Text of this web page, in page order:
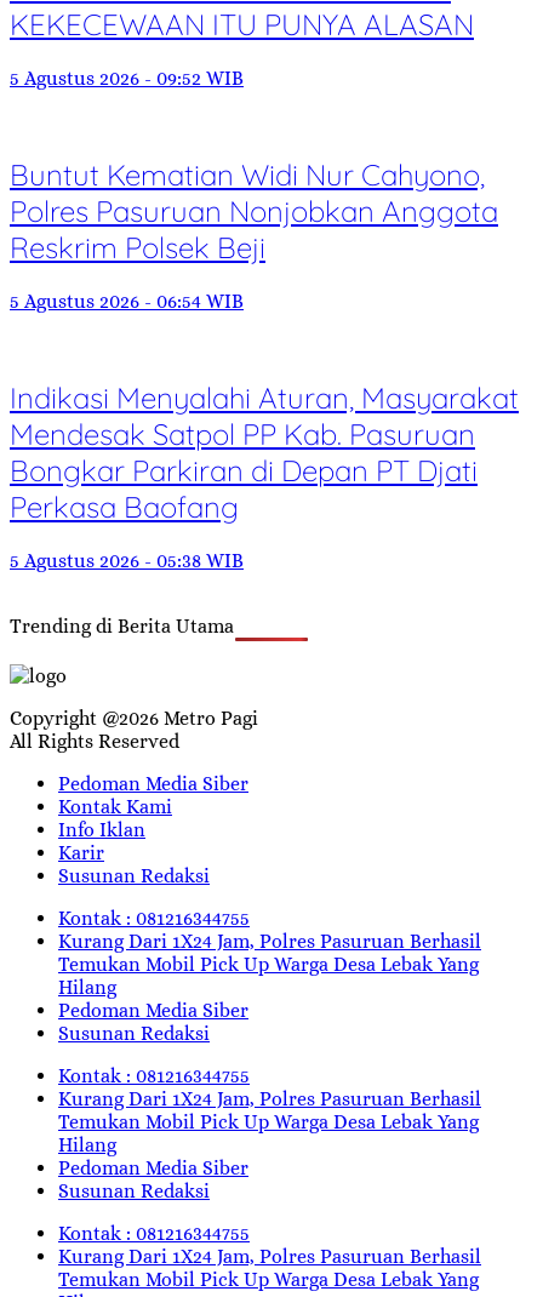
KEKECEWAAN ITU PUNYA ALASAN
5 Agustus 2026 - 09:52 WIB
Buntut Kematian Widi Nur Cahyono,
Polres Pasuruan Nonjobkan Anggota
Reskrim Polsek Beji
5 Agustus 2026 - 06:54 WIB
Indikasi Menyalahi Aturan, Masyarakat
Mendesak Satpol PP Kab. Pasuruan
Bongkar Parkiran di Depan PT Djati
Perkasa Baofang
5 Agustus 2026 - 05:38 WIB
Trending di Berita Utama
Copyright @2026 Metro Pagi
All Rights Reserved
Pedoman Media Siber
Kontak Kami
Info Iklan
Karir
Susunan Redaksi
Kontak : 081216344755
Kurang Dari 1X24 Jam, Polres Pasuruan Berhasil
Temukan Mobil Pick Up Warga Desa Lebak Yang
Hilang
Pedoman Media Siber
Susunan Redaksi
Kontak : 081216344755
Kurang Dari 1X24 Jam, Polres Pasuruan Berhasil
Temukan Mobil Pick Up Warga Desa Lebak Yang
Hilang
Pedoman Media Siber
Susunan Redaksi
Kontak : 081216344755
Kurang Dari 1X24 Jam, Polres Pasuruan Berhasil
Temukan Mobil Pick Up Warga Desa Lebak Yang